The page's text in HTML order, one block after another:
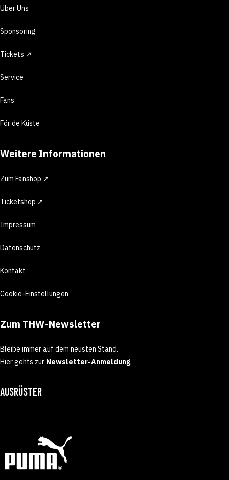
Über Uns
Sponsoring
Tickets ↗
Service
Fans
För de Küste
Weitere Informationen
Zum Fanshop ↗
Ticketshop ↗
Impressum
Datenschutz
Kontakt
Cookie-Einstellungen
Zum THW-Newsletter
Bleibe immer auf dem neusten Stand.
Hier gehts zur Newsletter-Anmeldung.
AUSRÜSTER